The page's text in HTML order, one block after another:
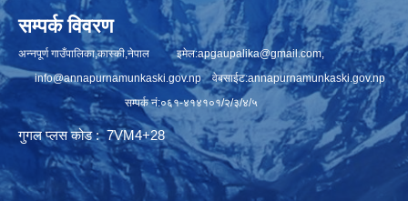
सम्पर्क विवरण
अन्नपूर्ण गाउँपालिका,कास्की,नेपाल इमेल:apgaupalika@gmail.com,
info@annapurnamunkaski.gov.npवेबसाईट:annapurnamunkaski.gov.np
सम्पर्क नं:०६१-४१४१०१/२/३/४/५
गुगल प्लस कोड : 7VM4+28